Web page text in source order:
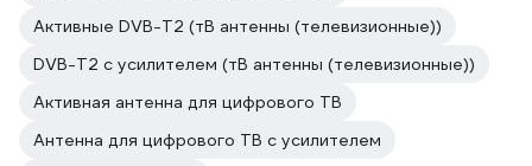
Активные DVB-T2 (тВ антенны (телевизионные))
DVB-T2 с усилителем (тВ антенны (телевизионные))
Активная антенна для цифрового ТВ
Антенна для цифрового ТВ с усилителем